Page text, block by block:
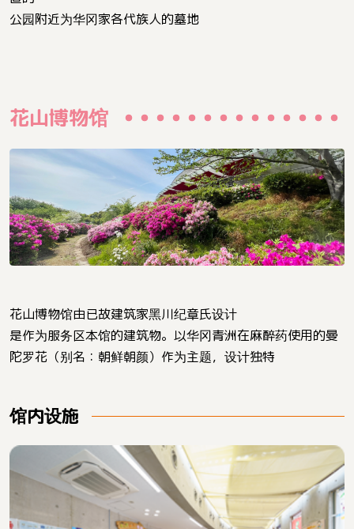
公园附近为华冈家各代族人的墓地
花山博物馆
花山博物馆由已故建筑家黑川纪章氏设计
是作为服务区本馆的建筑物。以华冈青洲在麻醉药使用的曼
陀罗花（别名：朝鲜朝颜）作为主题，设计独特
馆内设施